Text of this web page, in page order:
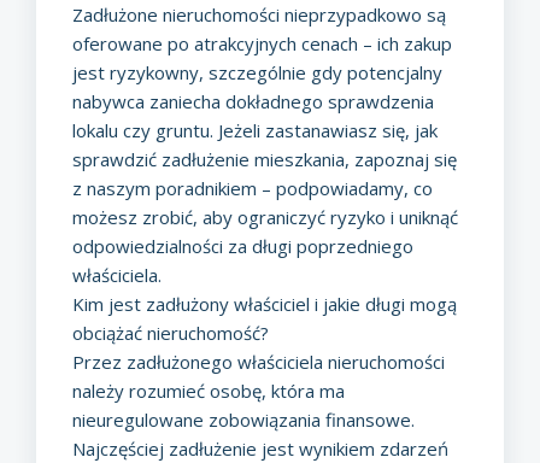
Zadłużone nieruchomości nieprzypadkowo są
oferowane po atrakcyjnych cenach – ich zakup
jest ryzykowny, szczególnie gdy potencjalny
nabywca zaniecha dokładnego sprawdzenia
lokalu czy gruntu. Jeżeli zastanawiasz się, jak
sprawdzić zadłużenie mieszkania, zapoznaj się
z naszym poradnikiem – podpowiadamy, co
możesz zrobić, aby ograniczyć ryzyko i uniknąć
odpowiedzialności za długi poprzedniego
właściciela.
Kim jest zadłużony właściciel i jakie długi mogą
obciążać nieruchomość?
Przez zadłużonego właściciela nieruchomości
należy rozumieć osobę, która ma
nieuregulowane zobowiązania finansowe.
Najczęściej zadłużenie jest wynikiem zdarzeń